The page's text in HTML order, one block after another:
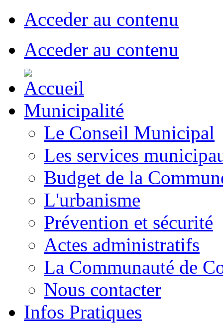
Acceder au contenu
Acceder au contenu
Municipalité
Le Conseil Municipal
Les services
Budget de la
L'urbanisme
Prévention et sécurité
Actes administratifs
La Communauté de
Nous contacter
Infos Pratiques